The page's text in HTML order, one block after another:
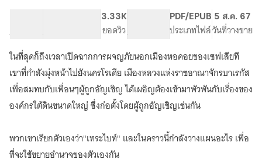
หายนะ
เล่ม
3
ของ
ผู้
กล้า
ใน
ยุค
Hero
จำนวนคำ จำนวนหน้า (A5)
3.33K
ยอดวิวระดับเนื้อหา
PDF/EPUB
ประเภทไฟล์
5 ส.ค. 67
วันที่วางขาย
ในที่สุดก็ถึงเวลาเปิดฉากการผจญภัยนอกเมืองหอคอยของเซฟเสียที
เขาที่กำลังมุ่งหน้าไปยังนครโรเดีย เมืองหลวงแห่งราชอาณาจักรบาเรกัส
เพื่อสมทบกับเพื่อนๆผู้ถูกอัญเชิญ ได้เผอิญต้องเข้ามาพัวพันกับเรื่องของ
องค์กรใต้ดินขนาดใหญ่ ซึ่งก่อตั้งโดยผู้ถูกอัญเชิญเช่นกัน
พวกเขาเรียกตัวเองว่า"เทระไบท์" และในคราวนี้กำลังวางแผนอะไร เพื่อ
ที่จะใช้ขยายอำนาจของตัวเองกัน